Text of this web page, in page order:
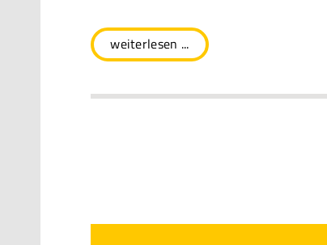
weiterlesen ...